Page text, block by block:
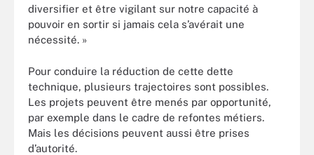
diversifier et être vigilant sur notre capacité à
pouvoir en sortir si jamais cela s’avérait une
nécessité. »
Pour conduire la réduction de cette dette
technique, plusieurs trajectoires sont possibles.
Les projets peuvent être menés par opportunité,
par exemple dans le cadre de refontes métiers.
Mais les décisions peuvent aussi être prises
d’autorité.